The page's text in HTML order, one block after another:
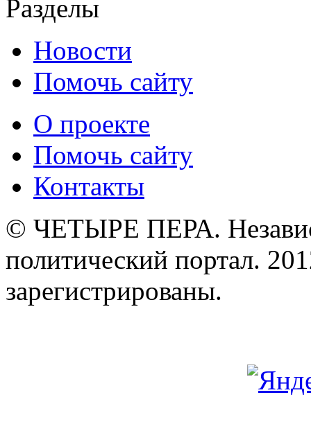
Разделы
Новости
Помочь сайту
О проекте
Помочь сайту
Контакты
© ЧЕТЫРЕ ПЕРА.
политический портал.
зарегистрированы.